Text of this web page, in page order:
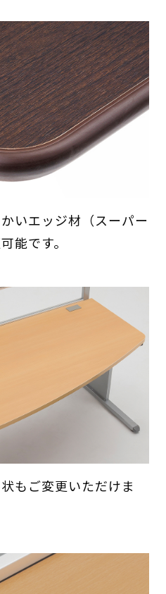
いエッジ材（スーパー
能です。
もご変更いただけま